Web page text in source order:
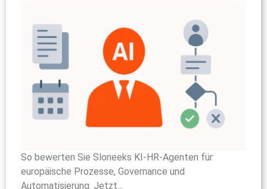
So bewerten Sie Sloneeks KI-HR-Agenten für
europäische Prozesse, Governance und
Automatisierung. Jetzt...